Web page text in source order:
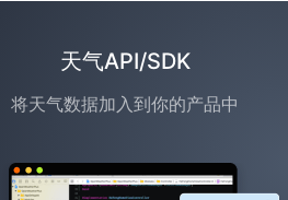
天气API/SDK
将天气数据加入到你的产品中